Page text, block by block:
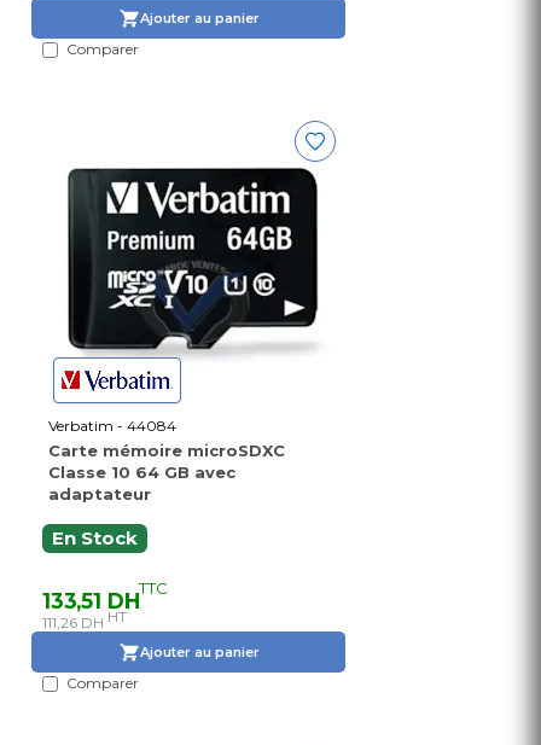
Ajouter au panier
Comparer
Verbatim - 44084
Carte mémoire microSDXC
Classe 10 64 GB avec
adaptateur
En Stock
133,51 DHTTC
111,26 DH HT
Ajouter au panier
Comparer